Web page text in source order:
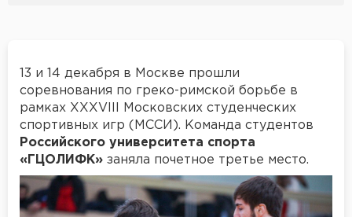
13 и 14 декабря в Москве прошли
соревнования по греко-римской борьбе в
рамках XXXVIII Московских студенческих
спортивных игр (МССИ). Команда студентов
Российского университета спорта
«ГЦОЛИФК» заняла почетное третье место.